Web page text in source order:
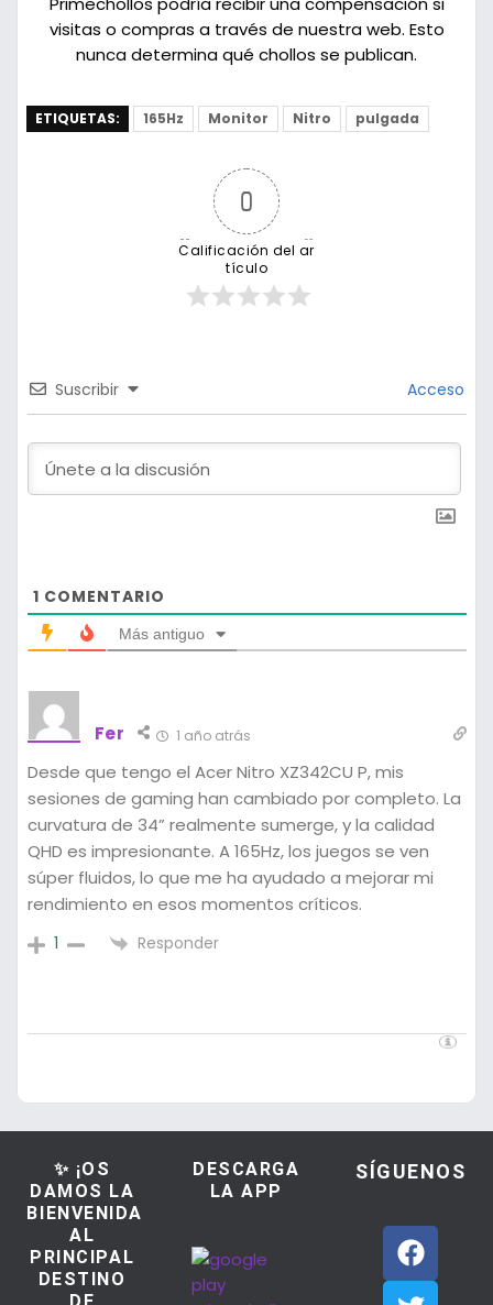
visitas o compras a través de nuestra web. Esto
nunca determina qué chollos se publican.
ETIQUETAS: 165Hz Monitor Nitro pulgada
0
Calificación del ar
tículo
Suscribir Acceso
1 COMENTARIO
Más antiguo
Fer 1 año atrás
Desde que tengo el Acer Nitro XZ342CU P, mis
sesiones de gaming han cambiado por completo. La
curvatura de 34” realmente sumerge, y la calidad
QHD es impresionante. A 165Hz, los juegos se ven
súper fluidos, lo que me ha ayudado a mejorar mi
rendimiento en esos momentos críticos.
1 Responder
✨ ¡OS
DAMOS LA
BIENVENIDA
AL
PRINCIPAL
DESTINO
DE
DESCARGA
LA APP
SÍGUENOS